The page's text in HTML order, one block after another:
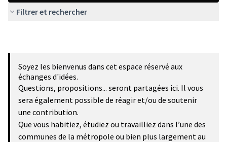
Filtrer et rechercher
Soyez les bienvenus dans cet espace réservé aux
échanges d'idées.
Questions, propositions... seront partagées ici. Il vous
sera également possible de réagir et/ou de soutenir
une contribution.
Que vous habitiez, étudiez ou travailliez dans l’une des
communes de la métropole ou bien plus largement au